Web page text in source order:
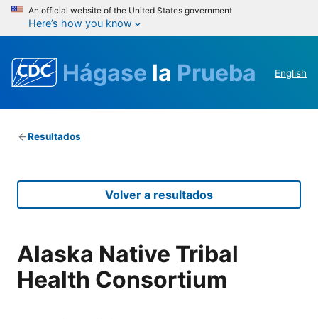
An official website of the United States government
Here’s how you know
Hágase la Prueba English
Resultados
Volver a resultados
Alaska Native Tribal
Health Consortium